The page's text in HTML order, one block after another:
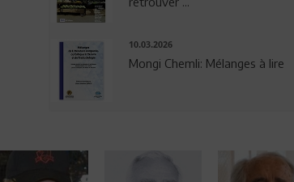
10.03.2026
Mongi Chemli: Mélanges à lire